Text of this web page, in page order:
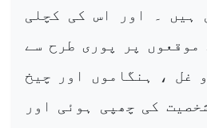
ہیں ۔ اور اس کی کچلی
موقعوں پر پوری طرح سے
غل ، ہنگاموں اور چیخ
کی چھپی ہوئی اور